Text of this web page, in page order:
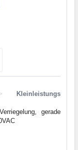
Kleinleistungs
gerade